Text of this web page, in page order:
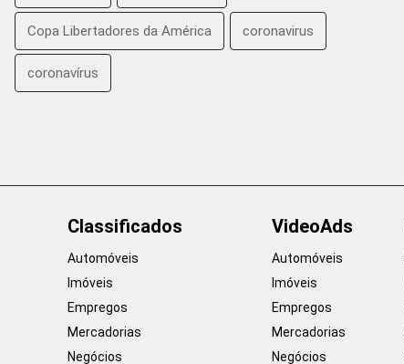
Copa Libertadores da América coronavirus
coronavírus
Classificados
Automóveis
Imóveis
Empregos
Mercadorias
Negócios
VideoAds
Automóveis
Imóveis
Empregos
Mercadorias
Negócios